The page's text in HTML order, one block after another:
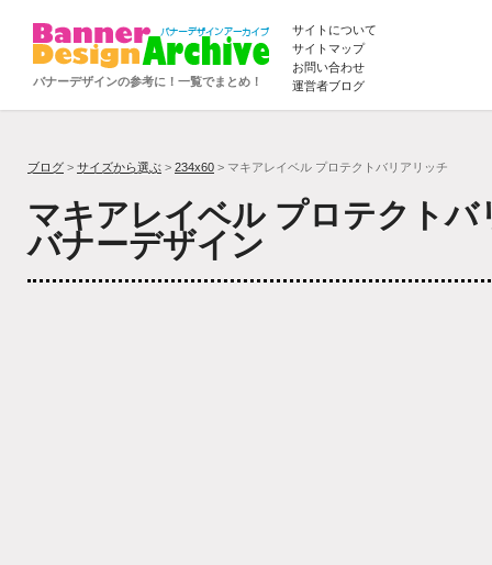
バナーデザインの参考に！一覧でまとめ！
サイトについて
サイトマップ
お問い合わせ
運営者ブログ
ブログ > サイズから選ぶ > 234x60 > マキアレイベル プロテクトバリアリッチ
マキアレイベル プロテクト
バナーデザイン